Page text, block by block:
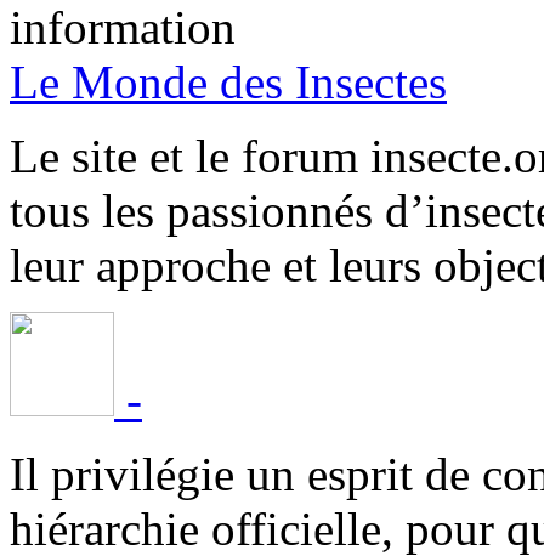
information
Le Monde des Insectes
Le site et le forum
tous les passionnés
leur approche et leurs
-
Il privilégie un esprit de
hiérarchie officielle, pour